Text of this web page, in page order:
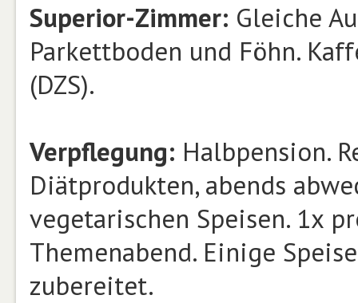
Superior-Zimmer: Gleiche
Parkettboden und Föhn.
(DZS).
Verpflegung: Halbpension.
Diätprodukten, abends
vegetarischen Speisen. 1x
Themenabend. Einige
zubereitet.